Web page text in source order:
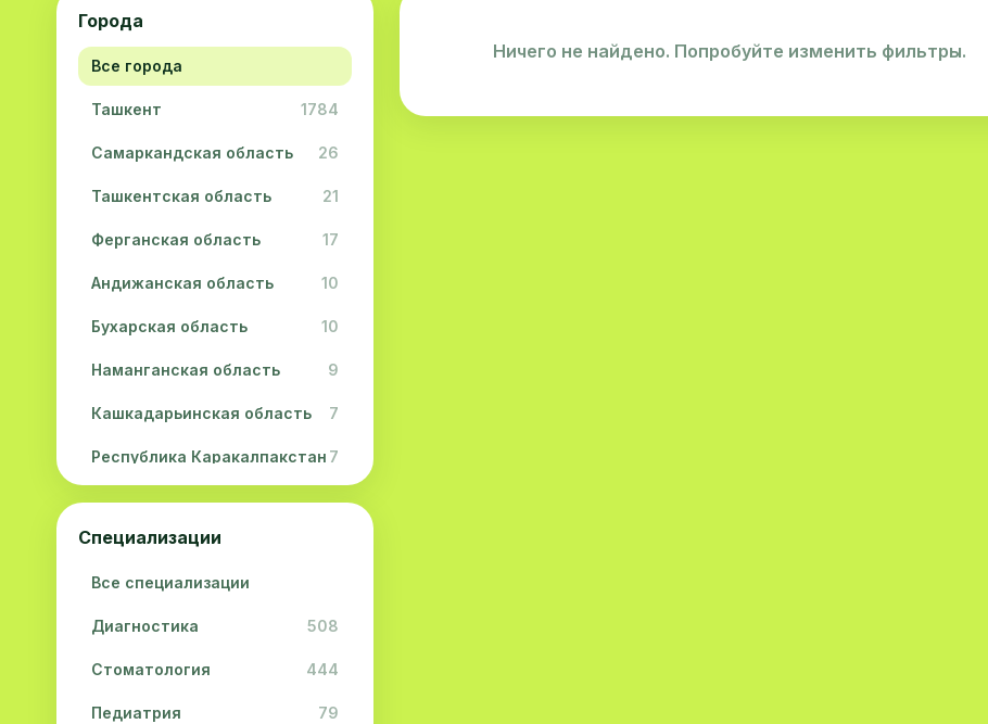
Города
Все города
Ташкент 1784
Самаркандская область 26
Ташкентская область 21
Ферганская область 17
Андижанская область 10
Бухарская область 10
Наманганская область 9
Кашкадарьинская область 7
Республика Каракалпакстан 7
Навоийская область 5
Джизакская область
Сурхандарьинская область
Сырдарьинская область 2
Хорезмская область 2
Специализации
Все специализации
Диагностика 508
Стоматология 444
Педиатрия 79
Ничего не найдено. Попробуйте изменить фильтры.